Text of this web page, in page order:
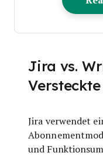
Jira vs.
Jira verwendet
und